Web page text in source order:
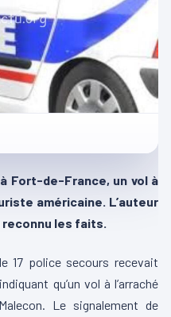
Fort-de-France, un vol à
américaine. L’auteur
les faits.
17 police secours recevait
qu’un vol à l’arraché
Le signalement de